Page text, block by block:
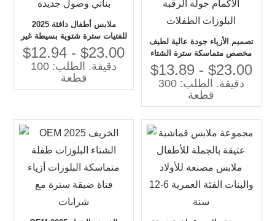
2025 ملابس أطفال دافئة
للفتيات سترة شتوية بسيطة غير
رسمية سترة بناتي وصول جديدة
$12.94 - $23.00
دقيقة. الطلب: 100
قطعة
تصميم الأزياء جودة عالية لطيف
مخصص متماسكة سترة الشتاء
الدافئة طويلة الأكمام جولة
الرقبة البلوزات الطفلات
$13.89 - $23.00
دقيقة. الطلب: 300
قطعة